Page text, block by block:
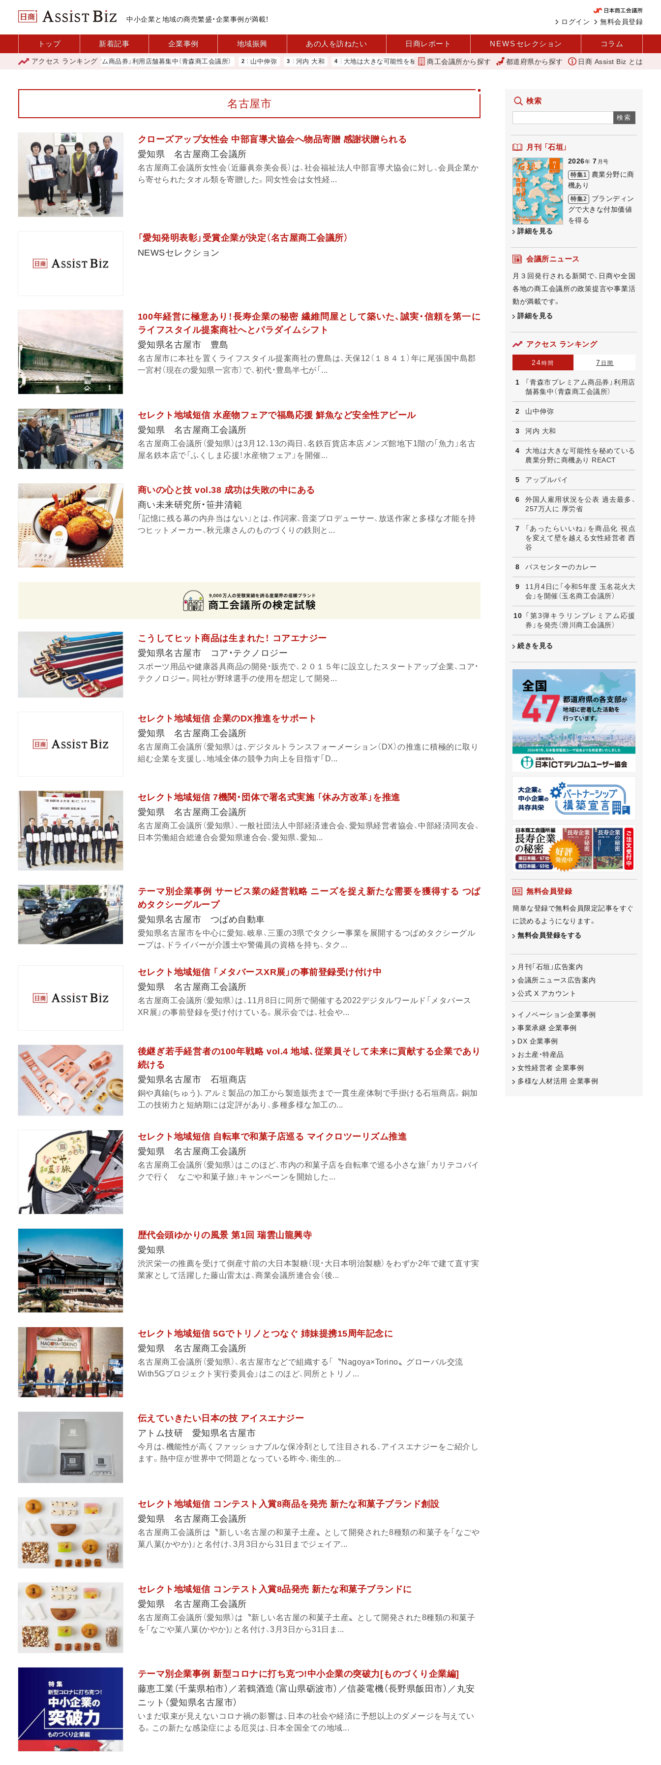
中小企業と地域の商売繁盛・企業事例が満載！ 無料会員登録
ログイン
トップ 新着記事 企業事例 地域振興 あの人を訪ねたい 日商レポート NEWS セレクション コラム
アクセス ランキング
「青森市プレミアム商品券」利用店舗募集中（青森商工会議所） 山中伸弥 河内 大和 大地は大きな可能性を秘めている 農業分野に商機あり REACT アップルパイ 外国人雇用状況を公表 過去
商工会議所から探す 都道府県から探す 日商 Assist Biz とは
名古屋市
クローズアップ女性会 中部盲導犬協会へ物品寄贈 感謝状贈られる
愛知県 名古屋商工会議所
名古屋商工会議所女性会（近藤眞奈美会長）は、社会福祉法人中部盲導犬協会に対し、会員企業か
ら寄せられたタオル類を寄贈した。同女性会は女性経...
「愛知発明表彰」受賞企業が決定（名古屋商工会議所）
NEWSセレクション
100年経営に極意あり！長寿企業の秘密 繊維問屋として築いた、誠実・信頼を第一に
ライフスタイル提案商社へとパラダイムシフト
愛知県名古屋市 豊島
名古屋市に本社を置くライフスタイル提案商社の豊島は、天保12（１８４１）年に尾張国中島郡
一宮村（現在の愛知県一宮市）で、初代・豊島半七が「...
セレクト地域短信 水産物フェアで福島応援 鮮魚など安全性アピール
愛知県 名古屋商工会議所
名古屋商工会議所（愛知県）は3月12、13の両日、名鉄百貨店本店メンズ館地下1階の「魚力」名古
屋名鉄本店で「ふくしま応援！水産物フェア」を開催...
商いの心と技 vol.38 成功は失敗の中にある
商い未来研究所・笹井清範
「記憶に残る幕の内弁当はない」とは、作詞家、音楽プロデューサー、放送作家と多様な才能を持
つヒットメーカー、秋元康さんのものづくりの鉄則と...
こうしてヒット商品は生まれた！ コアエナジー
愛知県名古屋市 コア・テクノロジー
スポーツ用品や健康器具商品の開発・販売で、２０１５年に設立したスタートアップ企業、コア・
テクノロジー。同社が野球選手の使用を想定して開発...
セレクト地域短信 企業のDX推進をサポート
愛知県 名古屋商工会議所
名古屋商工会議所（愛知県）は、デジタルトランスフォーメーション（DX）の推進に積極的に取り
組む企業を支援し、地域全体の競争力向上を目指す「D...
セレクト地域短信 7機関・団体で署名式実施 「休み方改革」を推進
愛知県 名古屋商工会議所
名古屋商工会議所（愛知県）、一般社団法人中部経済連合会、愛知県経営者協会、中部経済同友会、
日本労働組合総連合会愛知県連合会、愛知県、愛知...
テーマ別企業事例 サービス業の経営戦略 ニーズを捉え新たな需要を獲得する つば
めタクシーグループ
愛知県名古屋市 つばめ自動車
愛知県名古屋市を中心に愛知、岐阜、三重の3県でタクシー事業を展開するつばめタクシーグル
ープは、ドライバーが介護士や警備員の資格を持ち、タク...
セレクト地域短信 「メタバースXR展」の事前登録受け付け中
愛知県 名古屋商工会議所
名古屋商工会議所（愛知県）は、11月8日に同所で開催する2022デジタルワールド「メタバース
XR展」の事前登録を受け付けている。展示会では、社会や...
後継ぎ若手経営者の100年戦略 vol.4 地域、従業員そして未来に貢献する企業であり
続ける
愛知県名古屋市 石垣商店
銅や真鍮(ちゅう)、アルミ製品の加工から製造販売まで一貫生産体制で手掛ける石垣商店。銅加
工の技術力と短納期には定評があり、多種多様な加工の...
セレクト地域短信 自転車で和菓子店巡る マイクロツーリズム推進
愛知県 名古屋商工会議所
名古屋商工会議所（愛知県）はこのほど、市内の和菓子店を自転車で巡る小さな旅「カリテコバイ
クで行く なごや和菓子旅」キャンペーンを開始した...
歴代会頭ゆかりの風景 第1回 瑞雲山龍興寺
愛知県
渋沢栄一の推薦を受けて倒産寸前の大日本製糖（現・大日本明治製糖）をわずか2年で建て直す実
業家として活躍した藤山雷太は、商業会議所連合会（後...
セレクト地域短信 5Gでトリノとつなぐ 姉妹提携15周年記念に
愛知県 名古屋商工会議所
名古屋商工会議所（愛知県）、名古屋市などで組織する「〝Nagoya×Torino〟グローバル交流
With5Gプロジェクト実行委員会」はこのほど、同所とトリノ...
伝えていきたい日本の技 アイスエナジー
アトム技研 愛知県名古屋市
今月は、機能性が高くファッショナブルな保冷剤として注目される、アイスエナジーをご紹介し
ます。熱中症が世界中で問題となっている昨今、衛生的...
セレクト地域短信 コンテスト入賞8商品を発売 新たな和菓子ブランド創設
愛知県 名古屋商工会議所
名古屋商工会議所は〝新しい名古屋の和菓子土産〟として開発された8種類の和菓子を「なごや
菓八菓(かやか)」と名付け、3月3日から31日までジェイア...
セレクト地域短信 コンテスト入賞8品発売 新たな和菓子ブランドに
愛知県 名古屋商工会議所
名古屋商工会議所（愛知県）は〝新しい名古屋の和菓子土産〟として開発された8種類の和菓子
を「なごや菓八菓(かやか)」と名付け、3月3日から31日ま...
テーマ別企業事例 新型コロナに打ち克つ!中小企業の突破力[ものづくり企業編]
藤恵工業（千葉県柏市）／若鶴酒造（富山県砺波市）／信菱電機（長野県飯田市）／丸安
ニット（愛知県名古屋市）
いまだ収束が見えないコロナ禍の影響は、日本の社会や経済に予想以上のダメージを与えてい
る。この新たな感染症による厄災は、日本全国全ての地域...
検索
検索
月刊 「石垣」
2026年 7 月号
特集1
農業分野に商
機あり
特集2
ブランディン
グで大きな付加価値
を得る
詳細を見る
会議所ニュース
月３回発行される新聞で、日商や全国
各地の商工会議所の政策提言や事業活
動が満載です。
詳細を見る
アクセス ランキング
24時間 7 日間
「青森市プレミアム商品券」利用店
舗募集中（青森商工会議所）
山中伸弥
河内 大和
大地は大きな可能性を秘めている
農業分野に商機あり REACT
アップルパイ
外国人雇用状況を公表 過去最多、
257万人に 厚労省
「あったらいいね」を商品化 視点
を変えて壁を越える女性経営者 西
谷
バスセンターのカレー
11月4日に「令和5年度 玉名花火大
会」を開催（玉名商工会議所）
「第3弾キラリンプレミアム応援
券」を発売（滑川商工会議所）
続きを見る
無料会員登録
簡単な登録で無料会員限定記事をすぐ
に読めるようになります。
無料会員登録をする
月刊「石垣」広告案内
会議所ニュース広告案内
公式 X アカウント
イノベーション企業事例
事業承継 企業事例
DX 企業事例
お土産・特産品
女性経営者 企業事例
多様な人材活用 企業事例